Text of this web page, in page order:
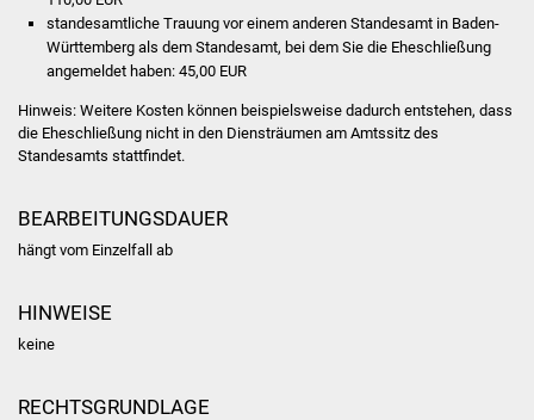
Migration und Integration
Ukraine-Hilfe
standesamtliche Trauung vor einem anderen Standesamt in Baden-
Württemberg als dem Standesamt, bei dem Sie die Eheschließung
angemeldet haben: 45,00 EUR
Hinweis: Weitere Kosten können beispielsweise dadurch entstehen, dass
die Eheschließung nicht in den Diensträumen am Amtssitz des
Standesamts stattfindet.
BEARBEITUNGSDAUER
hängt vom Einzelfall ab
HINWEISE
keine
RECHTSGRUNDLAGE